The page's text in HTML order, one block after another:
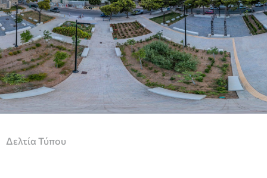
Δελτία Τύπου